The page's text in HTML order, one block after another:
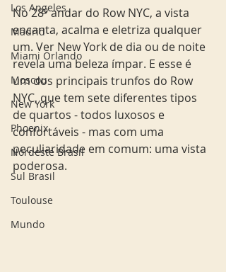
Los Angeles
Madrid
Miami Orlando
Moscou
New York
Phoenix
Nordeste Brasil
Sul Brasil
Toulouse
Mundo
No 28º andar do Row NYC, a vista
encanta, acalma e eletriza qualquer
um. Ver New York de dia ou de noite
revela uma beleza ímpar. E esse é
um dos principais trunfos do Row
NYC, que tem sete diferentes tipos
de quartos - todos luxosos e
confortáveis - mas com uma
peculiaridade em comum: uma vista
poderosa.